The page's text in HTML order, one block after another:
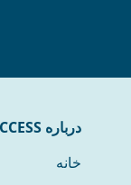
درباره MIACCESS
خانه